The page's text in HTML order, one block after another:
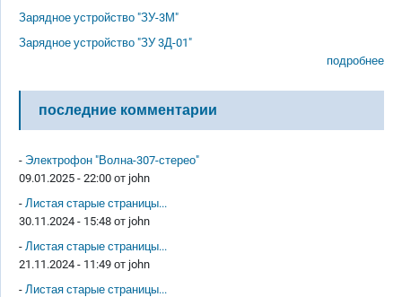
Зарядное устройство "ЗУ-3М"
Зарядное устройство "ЗУ 3Д-01"
подробнее
последние комментарии
- Электрофон "Волна-307-стерео"
09.01.2025 - 22:00 от john
- Листая старые страницы...
30.11.2024 - 15:48 от john
- Листая старые страницы...
21.11.2024 - 11:49 от john
- Листая старые страницы...